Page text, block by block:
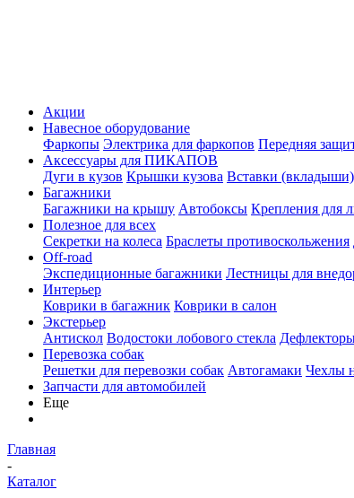
Акции
Навесное оборудование
Фаркопы Электрика для фаркопов Передняя
Аксессуары для ПИКАПОВ
Дуги в кузов Крышки кузова Вставки (вкладыши)
Багажники
Багажники на крышу Автобоксы Крепления для
Полезное для всех
Секретки на колеса Браслеты противоскольжения
Off-road
Экспедиционные багажники Лестницы для
Интерьер
Коврики в багажник Коврики в салон
Экстерьер
Антискол Водостоки лобового стекла
Перевозка собак
Решетки для перевозки собак Автогамаки Чехлы
Запчасти для автомобилей
Еще
Главная
-
Каталог